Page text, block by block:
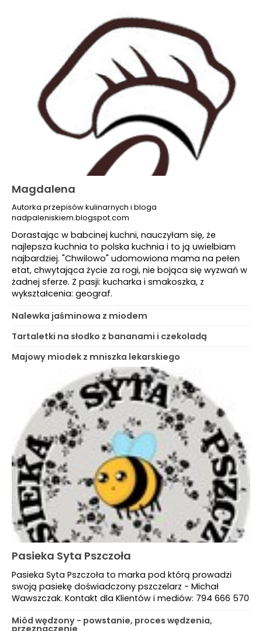
Magdalena
Autorka przepisów kulinarnych i bloga
nadpaleniskiem.blogspot.com
Dorastając w babcinej kuchni, nauczyłam się, że
najlepsza kuchnia to polska kuchnia i to ją uwielbiam
najbardziej. "Chwilowo" udomowiona mama na pełen
etat, chwytająca życie za rogi, nie bojąca się wyzwań w
żadnej sferze. Z pasji: kucharka i smakoszka, z
wykształcenia: geograf.
Nalewka jaśminowa z miodem
Tartaletki na słodko z bananami i czekoladą
Majowy miodek z mniszka lekarskiego
Pasieka Syta Pszczoła
Pasieka Syta Pszczoła to marka pod którą prowadzi
swoją pasiekę doświadczony pszczelarz - Michał
Wawszczak. Kontakt dla Klientów i mediów: 794 666 570
Miód wędzony - powstanie, proces wędzenia,
przeznaczenie